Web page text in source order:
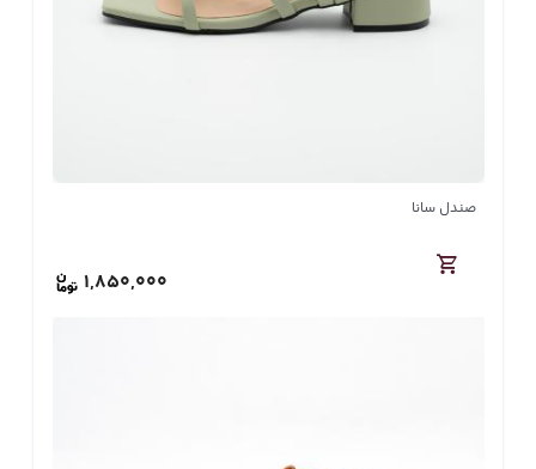
صندل سانا
1,850,000